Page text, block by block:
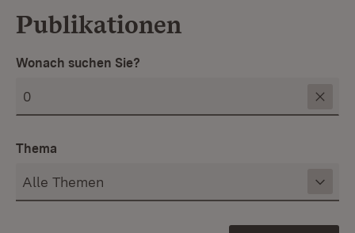
Publikationen
Wonach suchen Sie?
Thema